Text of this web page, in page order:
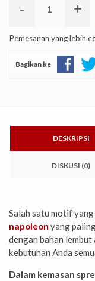
- +
Pemesanan yang lebih
Bagikan ke
DESKRIPSI
DISKUSI (0)
Salah satu motif
napoleon yang
dengan bahan
kebutuhan Anda
Dalam kemasan